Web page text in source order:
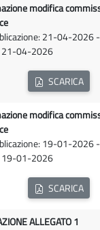
modifica
21-04-2026
21-04-2026
SCARICA
modifica
19-01-2026
19-01-2026
SCARICA
ALLEGATO 1